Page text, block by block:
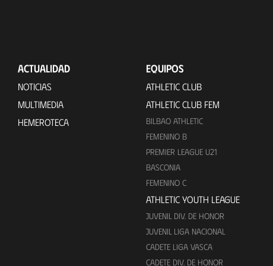
ACTUALIDAD
NOTICIAS
MULTIMEDIA
HEMEROTECA
EQUIPOS
ATHLETIC CLUB
ATHLETIC CLUB FEM
BILBAO ATHLETIC
FEMENINO B
PREMIER LEAGUE U21
BASCONIA
FEMENINO C
ATHLETIC YOUTH LEAGUE
JUVENIL DIV. DE HONOR
JUVENIL LIGA NACIONAL
CADETE LIGA VASCA
CADETE DIV. DE HONOR